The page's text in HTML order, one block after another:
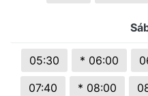
05:30 * 06:00
07:40
* 08:00